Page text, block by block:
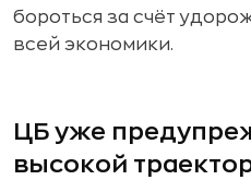
бороться за счёт
всей экономики.
ЦБ уже
высокой